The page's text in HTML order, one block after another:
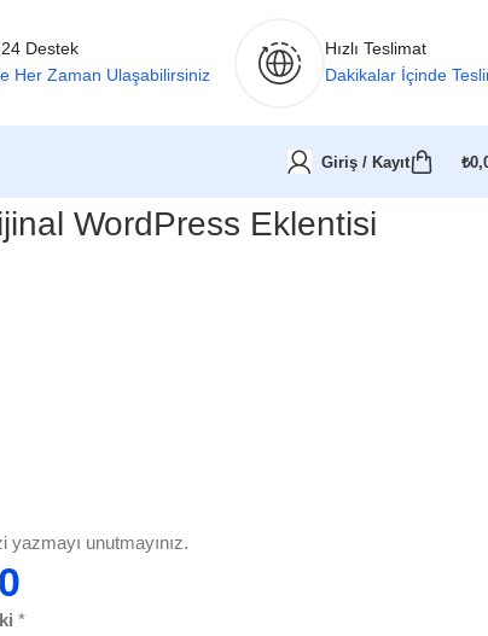
Destek
Her Zaman Ulaşabilirsiniz
Hızlı Teslimat
Dakikalar İçinde
Giriş / Kayıt ₺
WordPress Eklentisi
unutmayınız.
*